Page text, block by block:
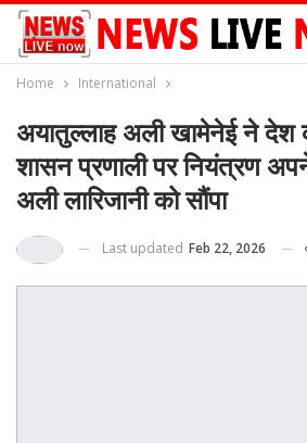
Home International
अयातुल्लाह अली खामेनेई ने देश
शासन प्रणाली पर नियंत्रण
अली लारिजानी को सौंपा
Last updated Feb 22, 2026